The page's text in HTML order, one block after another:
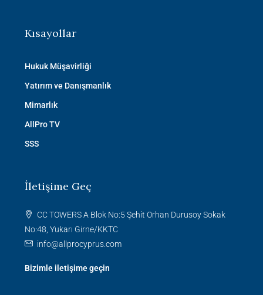
Kısayollar
Hukuk Müşavirliği
Yatırım ve Danışmanlık
Mimarlık
AllPro TV
SSS
İletişime Geç
CC TOWERS A Blok No:5 Şehit Orhan Durusoy Sokak
No:48, Yukarı Girne/KKTC
info@allprocyprus.com
Bizimle iletişime geçin